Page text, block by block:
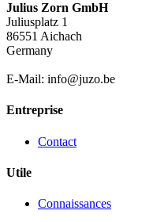
Julius Zorn GmbH
Juliusplatz 1
86551 Aichach
Germany
E-Mail: info@juzo.be
Entreprise
Contact
Utile
Connaissances